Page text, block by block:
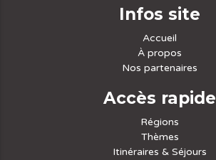
Infos site
Accueil
À propos
Nos partenaires
Accès rapide
Régions
Thèmes
Itinéraires & Séjours